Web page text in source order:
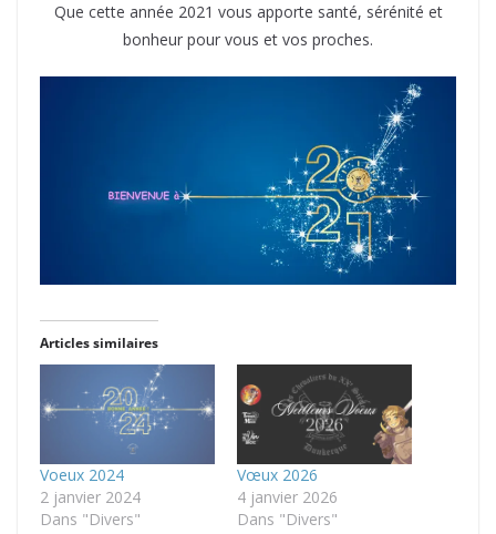
Que cette année 2021 vous apporte santé, sérénité et
bonheur pour vous et vos proches.
Articles similaires
Voeux 2024
2 janvier 2024
Dans "Divers"
Vœux 2026
4 janvier 2026
Dans "Divers"